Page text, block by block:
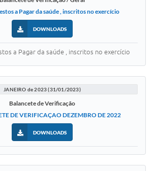
a Pagar da saúde , inscritos no exercício
DOWNLOADS
a Pagar da saúde , inscritos no exercício
JANEIRO de 2023 (31/01/2023)
Balancete de Verificação
DE VERIFICAÇAO DEZEMBRO DE 2022
DOWNLOADS